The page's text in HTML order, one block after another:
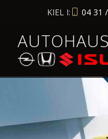
KIEL I: 04 31